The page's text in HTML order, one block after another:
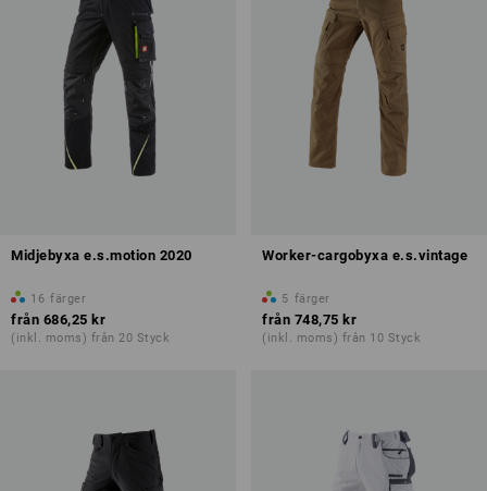
Midjebyxa e.s.motion 2020
16 färger
från 686,25 kr
(inkl. moms) från 20 Styck
Worker-cargobyxa e.s.vintage
5 färger
från 748,75 kr
(inkl. moms) från 10 Styck